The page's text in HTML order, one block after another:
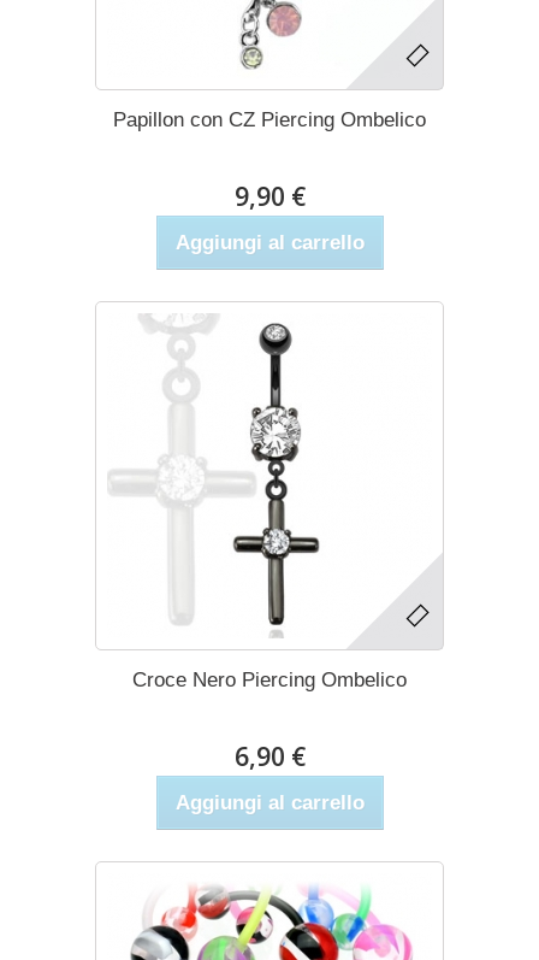
Papillon con CZ Piercing Ombelico
9,90 €
Aggiungi al carrello
Croce Nero Piercing Ombelico
6,90 €
Aggiungi al carrello